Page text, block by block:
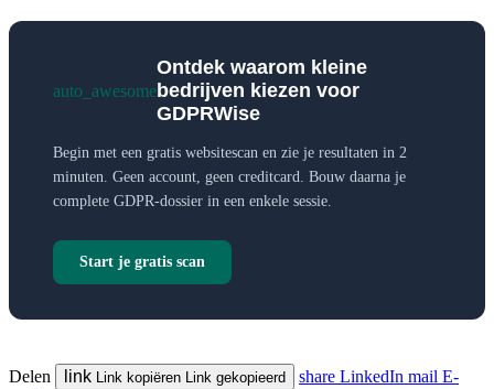
auto_awesome
Ontdek waarom kleine
bedrijven kiezen voor
GDPRWise
Begin met een gratis websitescan en zie je resultaten in 2
minuten. Geen account, geen creditcard. Bouw daarna je
complete GDPR-dossier in een enkele sessie.
Start je gratis scan
Delen link Link kopiëren Link gekopieerd share LinkedIn mail E-